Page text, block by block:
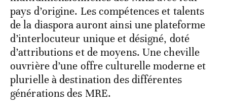
pays d’origine. Les compétences et talents
de la diaspora auront ainsi une plateforme
d’interlocuteur unique et désigné, doté
d’attributions et de moyens. Une cheville
ouvrière d’une offre culturelle moderne et
plurielle à destination des différentes
générations des MRE.